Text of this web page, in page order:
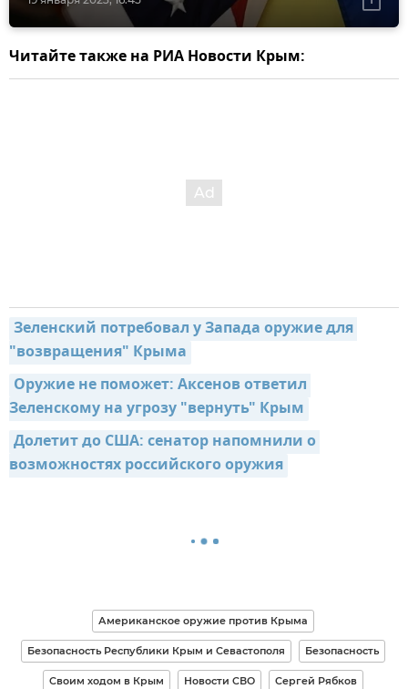
Читайте также на РИА Новости Крым:
Зеленский потребовал у Запада оружие для
"возвращения" Крыма
Оружие не поможет: Аксенов ответил
Зеленскому на угрозу "вернуть" Крым
Долетит до США: сенатор напомнили о
возможностях российского оружия
Американское оружие против Крыма
Безопасность Республики Крым и Севастополя Безопасность
Своим ходом в Крым Новости СВО Сергей Рябков